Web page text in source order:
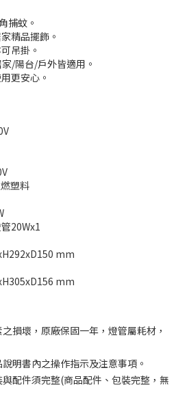
捕蚊。
精品擺飾。
吊掛。
/陽台/戶外皆適用。
更安心。
塑料
20Wx1
mm
mm
損壞，原廠保固一年，燈管屬耗材，
明書內之操作指示及注意事項。
配件須完整(商品配件、包裝完整，無